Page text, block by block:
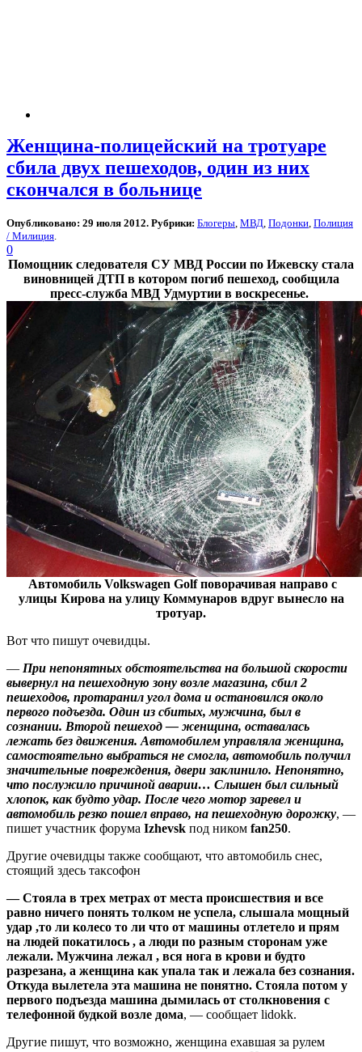
Женщина-полицейский на тротуаре
сбила двух пешеходов, один из них
скончался в больнице
Опубликовано: 29 июля 2012. Рубрики: Блогеры МВД Подонки Полиция
/ Милиция
0
Помощник следователя СУ МВД России по Ижевску стала
виновницей ДТП в котором погиб пешеход, сообщила
пресс-служба МВД Удмуртии в воскресенье.
Автомобиль Volkswagen Golf поворачивая направо с
улицы Кирова на улицу Коммунаров вдруг вынесло на
тротуар.
Вот что пишут очевидцы.
— При непонятных обстоятельства на большой скорости
вывернул на пешеходную зону возле магазина, сбил 2
пешеходов, протаранил угол дома и остановился около
первого подъезда. Один из сбитых, мужчина, был в
сознании. Второй пешеход — женщина, оставалась
лежать без движения. Автомобилем управляла женщина,
самостоятельно выбраться не смогла, автомобиль получил
значительные повреждения, двери заклинило. Непонятно,
что послужило причиной аварии… Слышен был сильный
хлопок, как будто удар. После чего мотор заревел и
автомобиль резко пошел вправо, на пешеходную дорожку, —
пишет участник форума Izhevsk под ником fan250.
Другие очевидцы также сообщают, что автомобиль снес,
стоящий здесь таксофон
— Стояла в трех метрах от места происшествия и все
равно ничего понять толком не успела, слышала мощный
удар ,то ли колесо то ли что от машины отлетело и прям
на людей покатилось , а люди по разным сторонам уже
лежали. Мужчина лежал , вся нога в крови и будто
разрезана, а женщина как упала так и лежала без сознания.
Откуда вылетела эта машина не понятно. Стояла потом у
первого подъезда машина дымилась от столкновения с
телефонной будкой возле дома, — сообщает lidokk.
Другие пишут, что возможно, женщина ехавшая за рулем